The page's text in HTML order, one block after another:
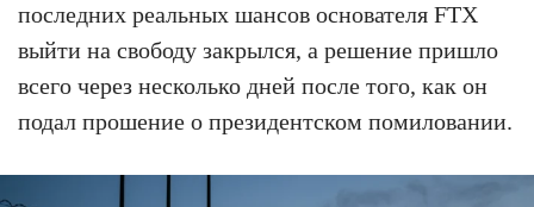
последних реальных шансов основателя FTX
выйти на свободу закрылся, а решение пришло
всего через несколько дней после того, как он
подал прошение о президентском помиловании.